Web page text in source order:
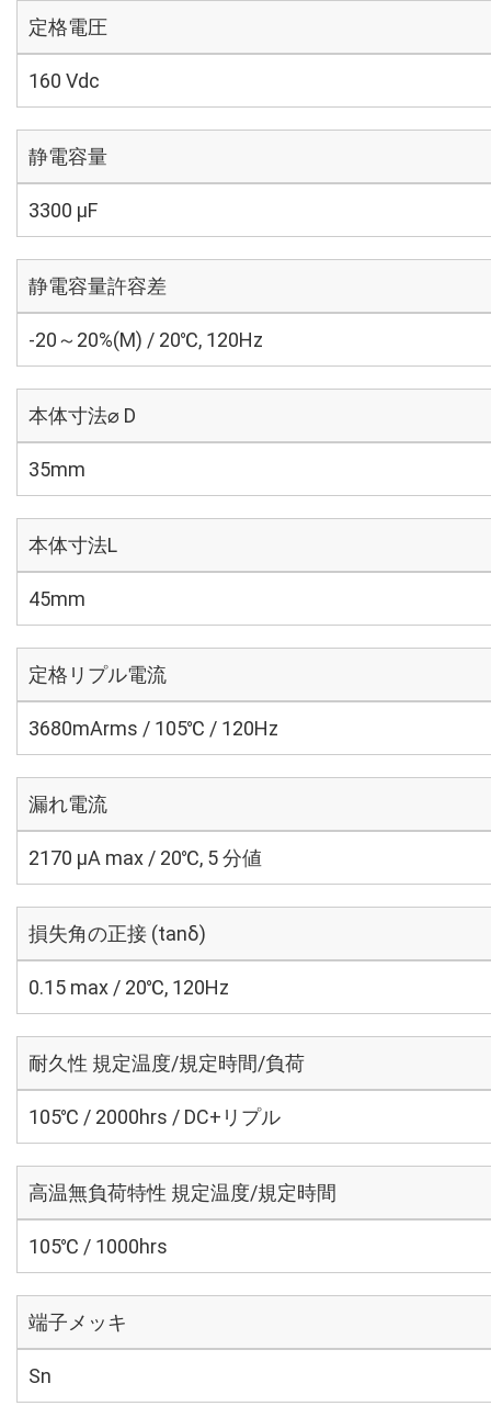
定格電圧
160 Vdc
静電容量
3300 µF
静電容量許容差
-20～20%(M) / 20℃, 120Hz
本体寸法⌀ D
35mm
本体寸法L
45mm
定格リプル電流
3680mArms / 105℃ / 120Hz
漏れ電流
2170 μA max / 20℃, 5 分値
損失角の正接 (tanδ)
0.15 max / 20℃, 120Hz
耐久性 規定温度/規定時間/負荷
105℃ / 2000hrs / DC+リプル
高温無負荷特性 規定温度/規定時間
105℃ / 1000hrs
端子メッキ
Sn